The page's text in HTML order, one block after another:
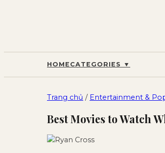
HOME CATEGORIES ▼
Trang chủ / Entertainment &
Best Movies to Watch